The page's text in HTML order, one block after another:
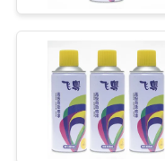
SITEMAP
PRIVACY
POLICY